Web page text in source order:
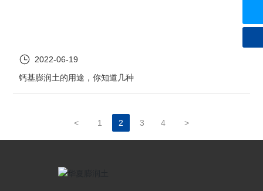
2022-06-19
钙基膨润土的用途，你知道几种
< 1 2 3 4 >